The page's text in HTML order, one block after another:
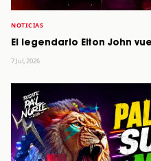
NOTICIAS
El legendario Elton John
7 Jul, 2026